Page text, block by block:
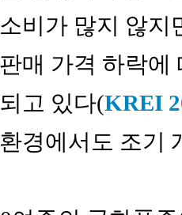
비가 많지 않
매 가격 하락
고 있다(KREI
경에서도 조기